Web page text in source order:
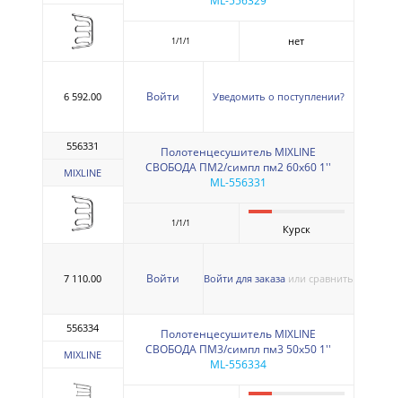
1/1/1 нет
6 592.00 Войти Уведомить о поступлении?
556331
MIXLINE
Полотенцесушитель MIXLINE
СВОБОДА ПМ2/симпл пм2 60х60 1''
ML-556331
1/1/1 Курск
7 110.00 Войти Войти для заказа или сравнить
556334
MIXLINE
Полотенцесушитель MIXLINE
СВОБОДА ПМ3/симпл пм3 50х50 1''
ML-556334